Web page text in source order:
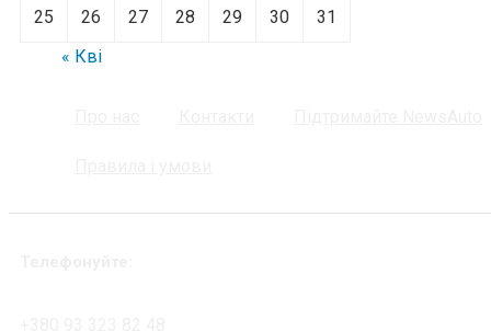
25 26 27 28 29 30
31
« Кві